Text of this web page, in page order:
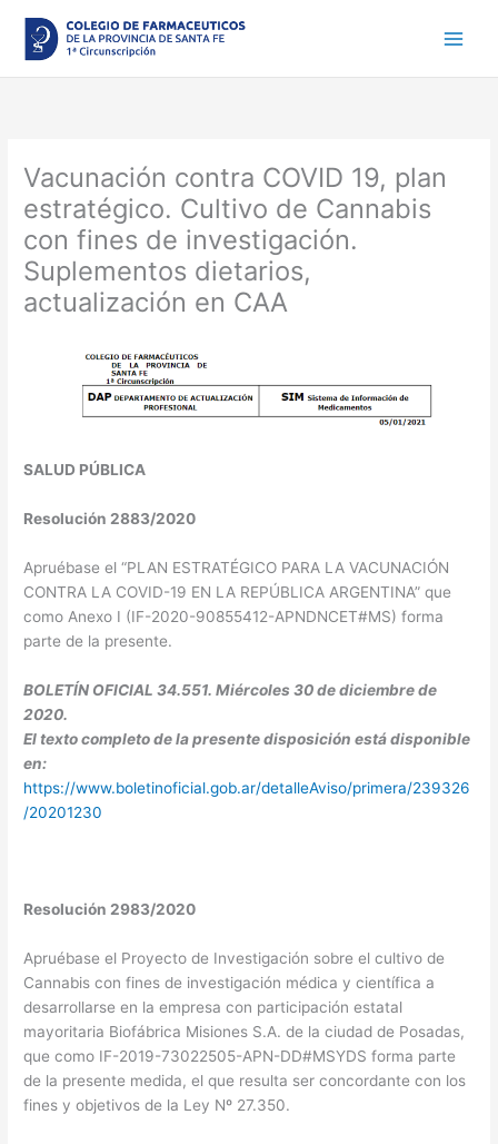
contenido
Vacunación contra COVID 19, plan
estratégico. Cultivo de Cannabis
con fines de investigación.
Suplementos dietarios,
actualización en CAA
SALUD PÚBLICA
Resolución 2883/2020
Apruébase el “PLAN ESTRATÉGICO PARA LA VACUNACIÓN
CONTRA LA COVID-19 EN LA REPÚBLICA ARGENTINA” que
como Anexo I (IF-2020-90855412-APNDNCET#MS) forma
parte de la presente.
BOLETÍN OFICIAL 34.551. Miércoles 30 de diciembre de
2020.
El texto completo de la presente disposición está disponible
en:
https://www.boletinoficial.gob.ar/detalleAviso/primera/239326
/20201230
Resolución 2983/2020
Apruébase el Proyecto de Investigación sobre el cultivo de
Cannabis con fines de investigación médica y científica a
desarrollarse en la empresa con participación estatal
mayoritaria Biofábrica Misiones S.A. de la ciudad de Posadas,
que como IF-2019-73022505-APN-DD#MSYDS forma parte
de la presente medida, el que resulta ser concordante con los
fines y objetivos de la Ley Nº 27.350.